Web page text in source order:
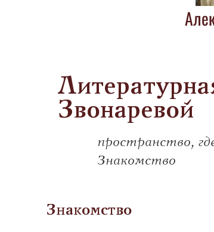
Звонаревой
пространство,
Знакомство
Знакомство